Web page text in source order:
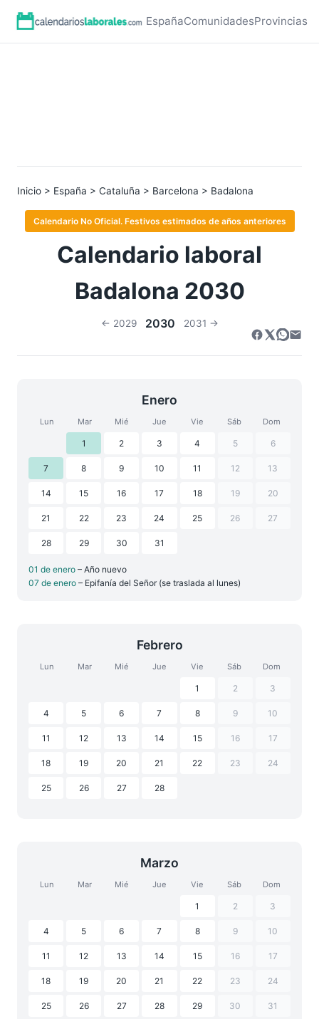
EspañaComunidadesProvincias
Inicio > España > Cataluña > Barcelona > Badalona
Calendario No Oficial. Festivos estimados de años anteriores
Calendario laboral
Badalona 2030
← 2029 2030 2031 →
Enero
Lun Mar Mié Jue Vie Sáb Dom
1 2 3 4 5 6
7 8 9 10 11 12 13
14 15 16 17 18 19 20
21 22 23 24 25 26 27
28 29 30 31
01 de enero – Año nuevo
07 de enero – Epifanía del Señor (se traslada al lunes)
Febrero
Lun Mar Mié Jue Vie Sáb Dom
1 2 3
4 5 6 7 8 9 10
11 12 13 14 15 16 17
18 19 20 21 22 23 24
25 26 27 28
Marzo
Lun Mar Mié Jue Vie Sáb Dom
1 2 3
4 5 6 7 8 9 10
11 12 13 14 15 16 17
18 19 20 21 22 23 24
25 26 27 28 29 30 31